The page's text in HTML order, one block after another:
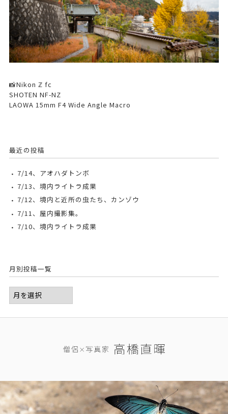
📸Nikon ℤ fc
SHOTEN NF-NZ
LAOWA 15mm F4 Wide Angle Macro
最近の投稿
7/14、アオハダトンボ
7/13、境内ライトラ成果
7/12、境内と近所の虫たち、カンゾウ
7/11、屋内撮影集。
7/10、境内ライトラ成果
月別投稿一覧